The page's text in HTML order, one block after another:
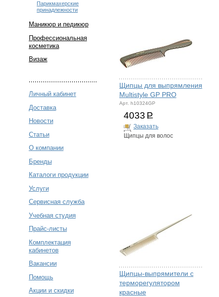
Парикмахерские
принадлежности
Маникюр и педикюр
Профессиональная
косметика
Визаж
Личный кабинет
Доставка
Новости
Статьи
О компании
Бренды
Каталоги продукции
Услуги
Сервисная служба
Учебная студия
Прайс-листы
Комплектация
кабинетов
Вакансии
Помощь
Акции и скидки
Щипцы для выпрямления
Multistyle GP PRO
Арт. h10324GP
4033 Р
Заказать
Щипцы для волос
Щипцы-выпрямители с
терморегулятором
красные